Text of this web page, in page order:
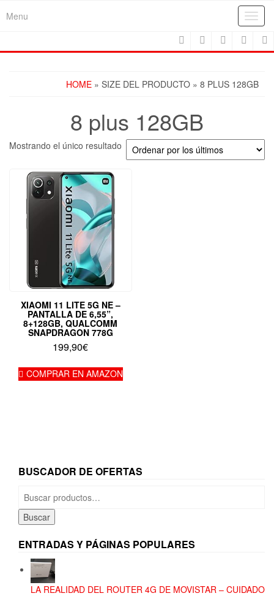
Menu
HOME » SIZE DEL PRODUCTO » 8 PLUS 128GB
8 plus 128GB
Mostrando el único resultado
XIAOMI 11 LITE 5G NE –
PANTALLA DE 6,55”,
8+128GB, QUALCOMM
SNAPDRAGON 778G
199,90€
COMPRAR EN AMAZON
BUSCADOR DE OFERTAS
por:
Buscar
ENTRADAS Y PÁGINAS POPULARES
LA REALIDAD DEL ROUTER 4G DE MOVISTAR – CUIDADO